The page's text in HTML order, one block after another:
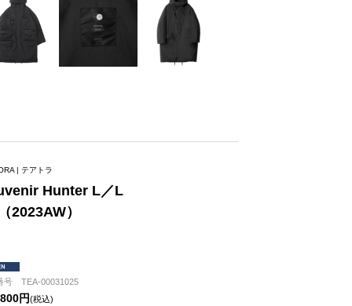
| テアトラ
Hunter L／L
2023AW）
号 TEA-00031025
円(税込)